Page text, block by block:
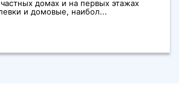
домах и на первых этажах
и домовые, наибол...